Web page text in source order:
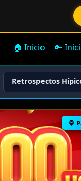
🏠 Inicio 🔑
Retrospectos